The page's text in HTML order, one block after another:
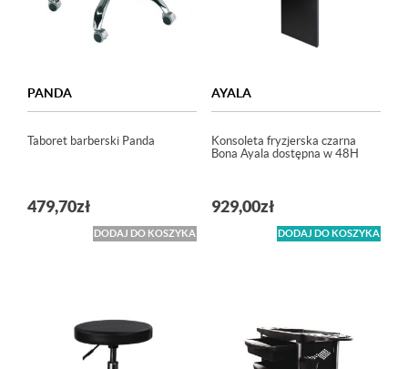
PANDA
Taboret barberski Panda
479,70zł
DODAJ DO KOSZYKA
AYALA
Konsoleta fryzjerska czarna
Bona Ayala dostępna w 48H
929,00zł
DODAJ DO KOSZYKA